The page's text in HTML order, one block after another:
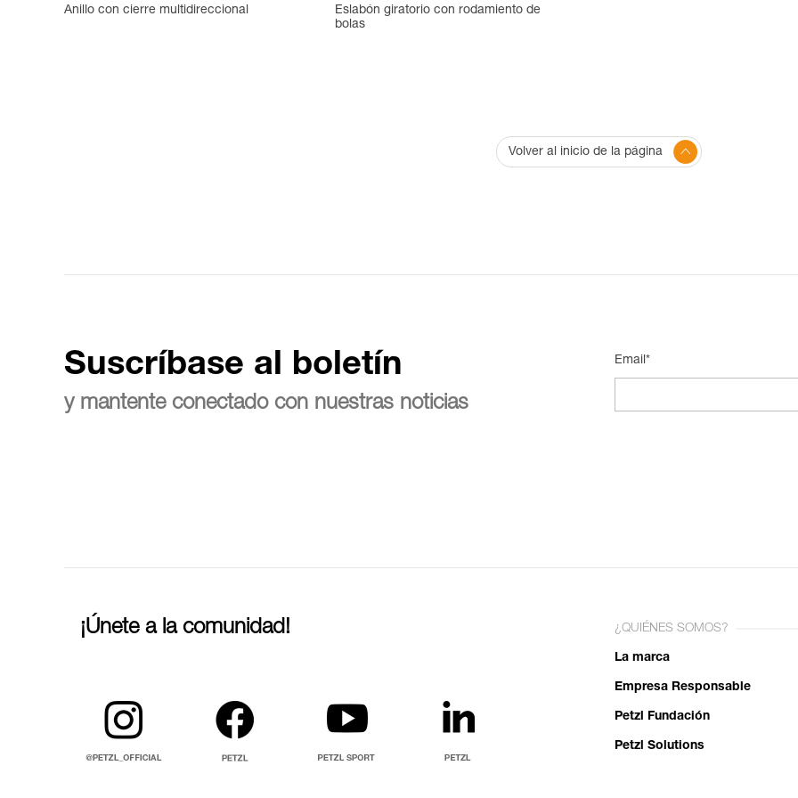
Anillo con cierre multidireccional
Eslabón giratorio con rodamiento de
bolas
Volver al inicio de la página
Suscríbase al boletín
y mantente conectado con nuestras noticias
Email*
¡Únete a la comunidad! ¿QUIÉNES SOMOS?
La marca
Empresa Responsable
Petzl Fundación
Petzl Solutions